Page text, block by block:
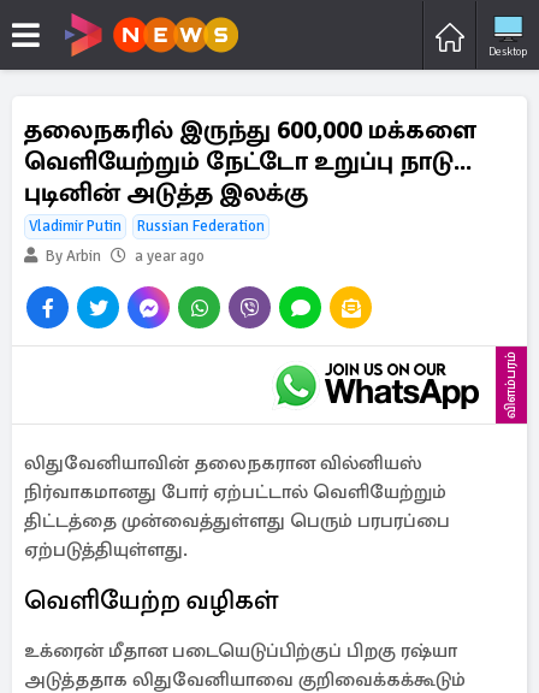
Desktop
தலைநகரில் இருந்து 600,000 மக்களை
வெளியேற்றும் நேட்டோ உறுப்பு நாடு...
புடினின் அடுத்த இலக்கு
Vladimir Putin
Russian Federation
By Arbin
a year ago
விளம்பரம்
லிதுவேனியாவின் தலைநகரான வில்னியஸ்
நிர்வாகமானது போர் ஏற்பட்டால் வெளியேற்றும்
திட்டத்தை முன்வைத்துள்ளது பெரும் பரபரப்பை
ஏற்படுத்தியுள்ளது.
வெளியேற்ற வழிகள்
உக்ரைன் மீதான படையெடுப்பிற்குப் பிறகு ரஷ்யா
அடுத்ததாக லிதுவேனியாவை குறிவைக்கக்கூடும்